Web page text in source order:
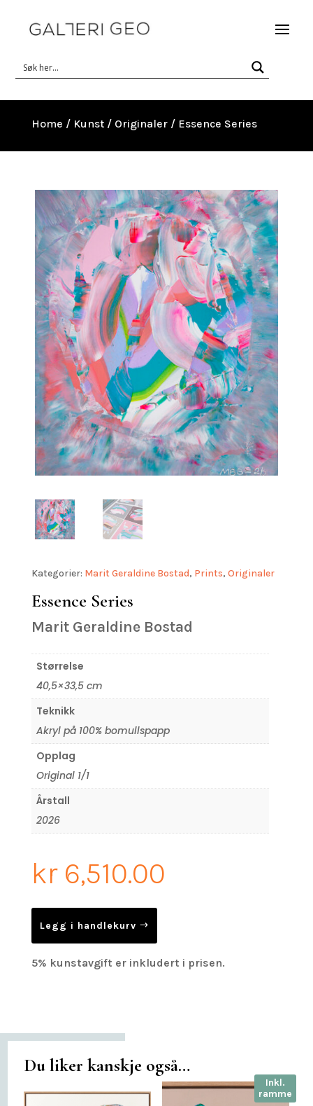
Home / Kunst/ Originaler/ Essence Series
Kategorier: Marit Geraldine Bostad, Prints, Originaler
Essence Series
Marit Geraldine Bostad
Størrelse
40,5×33,5 cm
Teknikk
Akryl på 100% bomullspapp
Opplag
Original 1/1
Årstall
2026
kr6,510.00
Legg i handlekurv
5% kunstavgift er inkludert i prisen.
Du liker kanskje også…
Inkl.
ramme